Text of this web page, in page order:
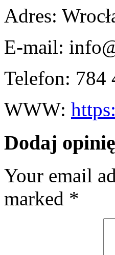
Adres:
E-mail:
Telefon: 784
WWW:
Dodaj opinię
Your email
marked *